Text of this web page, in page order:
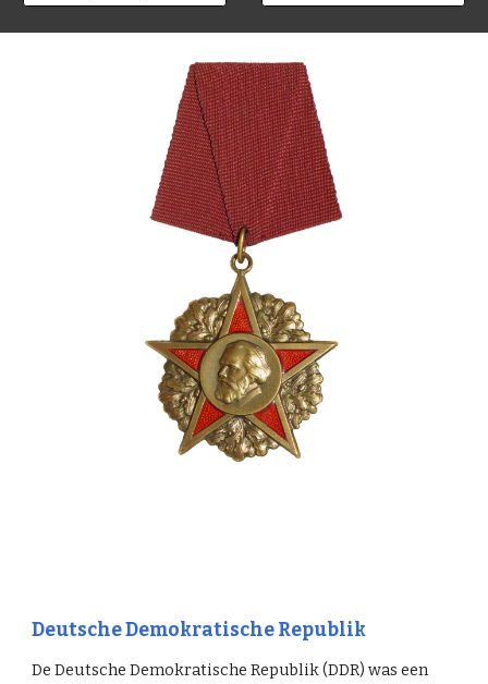
Deutsche Demokratische Republik
De Deutsche Demokratische Republik (DDR) was een